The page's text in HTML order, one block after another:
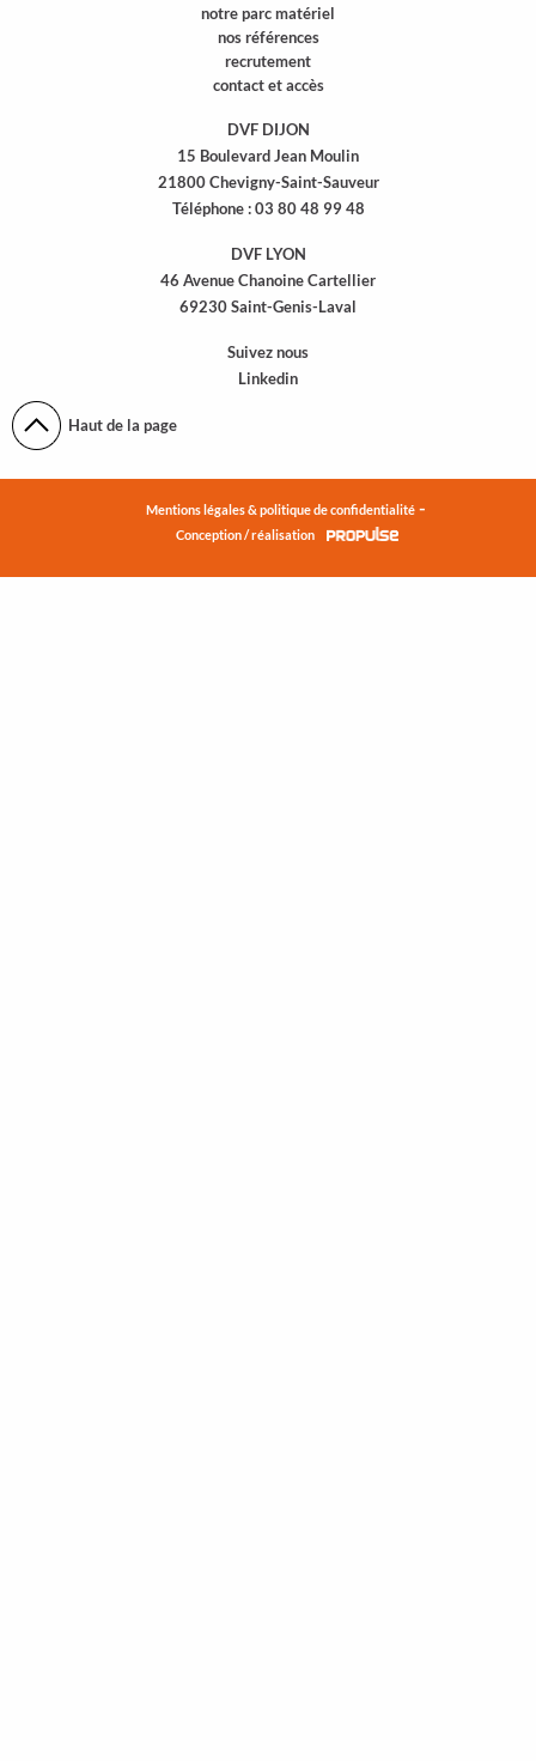
notre parc matériel
nos références
recrutement
contact et accès
DVF DIJON
15 Boulevard Jean Moulin
21800 Chevigny-Saint-Sauveur
Téléphone :03 80 48 99 48
DVF LYON
46 Avenue Chanoine Cartellier
69230 Saint-Genis-Laval
Suivez nous
Linkedin
Haut de la page
Mentions légales & politique de confidentialité-
Conception / réalisation